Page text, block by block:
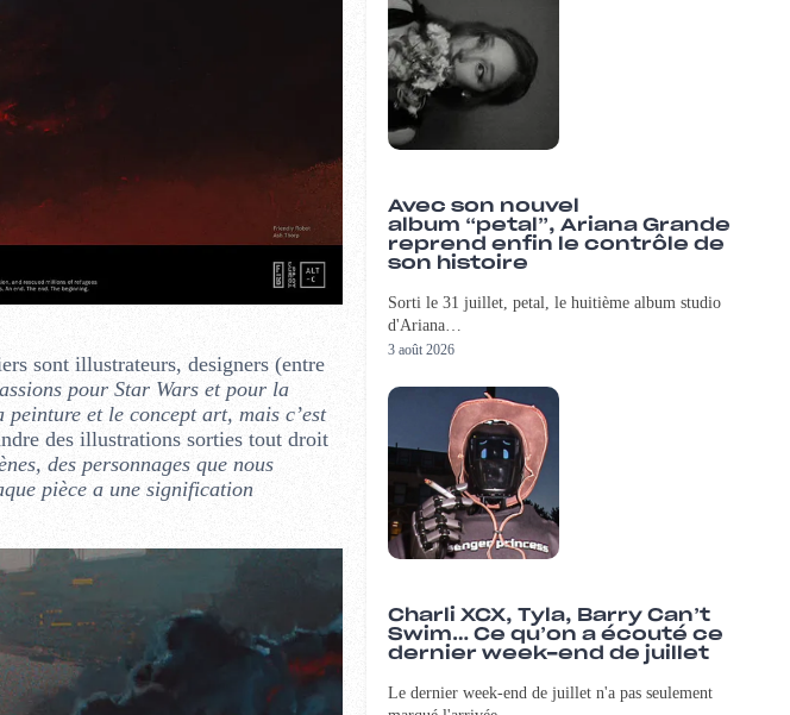
sont illustrateurs, designers (entre
pour Star Wars et pour la
et le concept art, mais c’est
des illustrations sorties tout droit
des personnages que nous
pièce a une signification
Avec son nouvel
album “petal”, Ariana Grande
reprend enfin le contrôle de
son histoire
Sorti le 31 juillet, petal, le huitième album studio
d'Ariana…
3 août 2026
Charli XCX, Tyla, Barry Can’t
Swim… Ce qu’on a écouté ce
dernier week-end de juillet
Le dernier week-end de juillet n'a pas seulement